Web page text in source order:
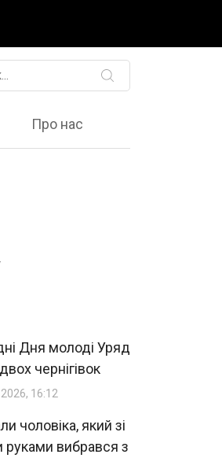
Про нас
Дня молоді Уряд
чернігівок
16:12
чоловіка, який зі
руками вибрався з